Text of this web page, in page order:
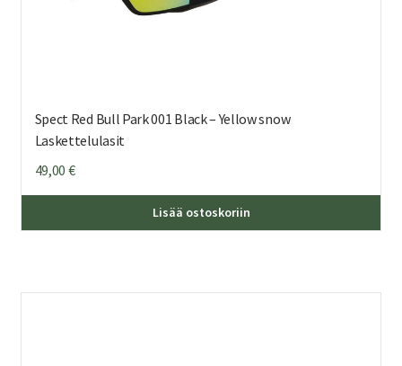
Spect Red Bull Park 001 Black – Yellow snow
Laskettelulasit
49,00 €
Lisää ostoskoriin